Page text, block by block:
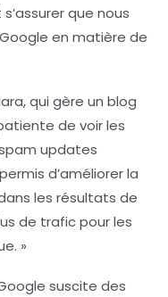
que nous
en matière de
qui gère un blog
de voir les
updates
d’améliorer la
les résultats de
de trafic pour les
»
suscite des